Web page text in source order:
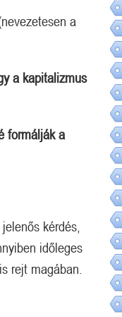
a
a kapitalizmus
formálják a
kérdés,
időleges
rejt magában.